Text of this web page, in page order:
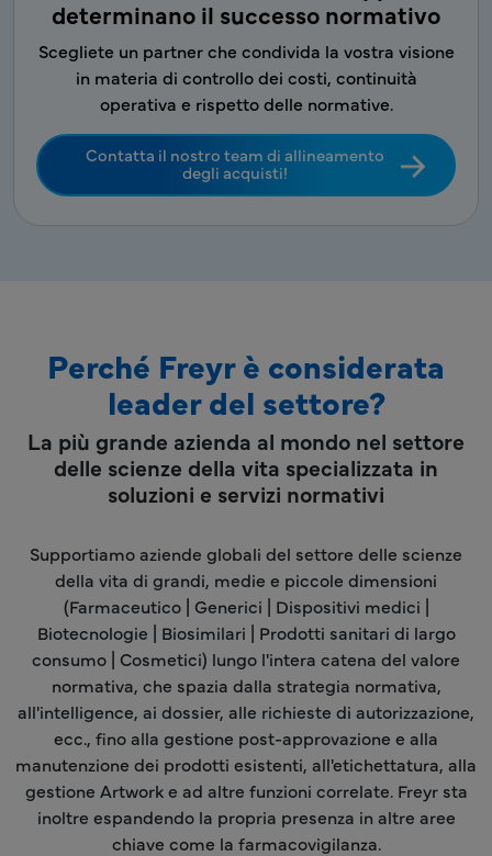
determinano il successo normativo
Scegliete un partner che condivida la vostra visione
in materia di controllo dei costi, continuità
operativa e rispetto delle normative.
Contatta il nostro team di allineamento
degli acquisti!
Perché Freyr è considerata
leader del settore?
La più grande azienda al mondo nel settore
delle scienze della vita specializzata in
soluzioni e servizi normativi
Supportiamo aziende globali del settore delle scienze
della vita di grandi, medie e piccole dimensioni
(Farmaceutico | Generici | Dispositivi medici |
Biotecnologie | Biosimilari | Prodotti sanitari di largo
consumo | Cosmetici) lungo l'intera catena del valore
normativa, che spazia dalla strategia normativa,
all'intelligence, ai dossier, alle richieste di autorizzazione,
ecc., fino alla gestione post-approvazione e alla
manutenzione dei prodotti esistenti, all'etichettatura, alla
gestione Artwork e ad altre funzioni correlate. Freyr sta
inoltre espandendo la propria presenza in altre aree
chiave come la farmacovigilanza.